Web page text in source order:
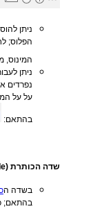
ניתן
הפלוס;
המינוס,
ניתן
נפרדים
על על
בהתאם:
שדה הכותרת (Title)
בשדה ה
בהתאם;